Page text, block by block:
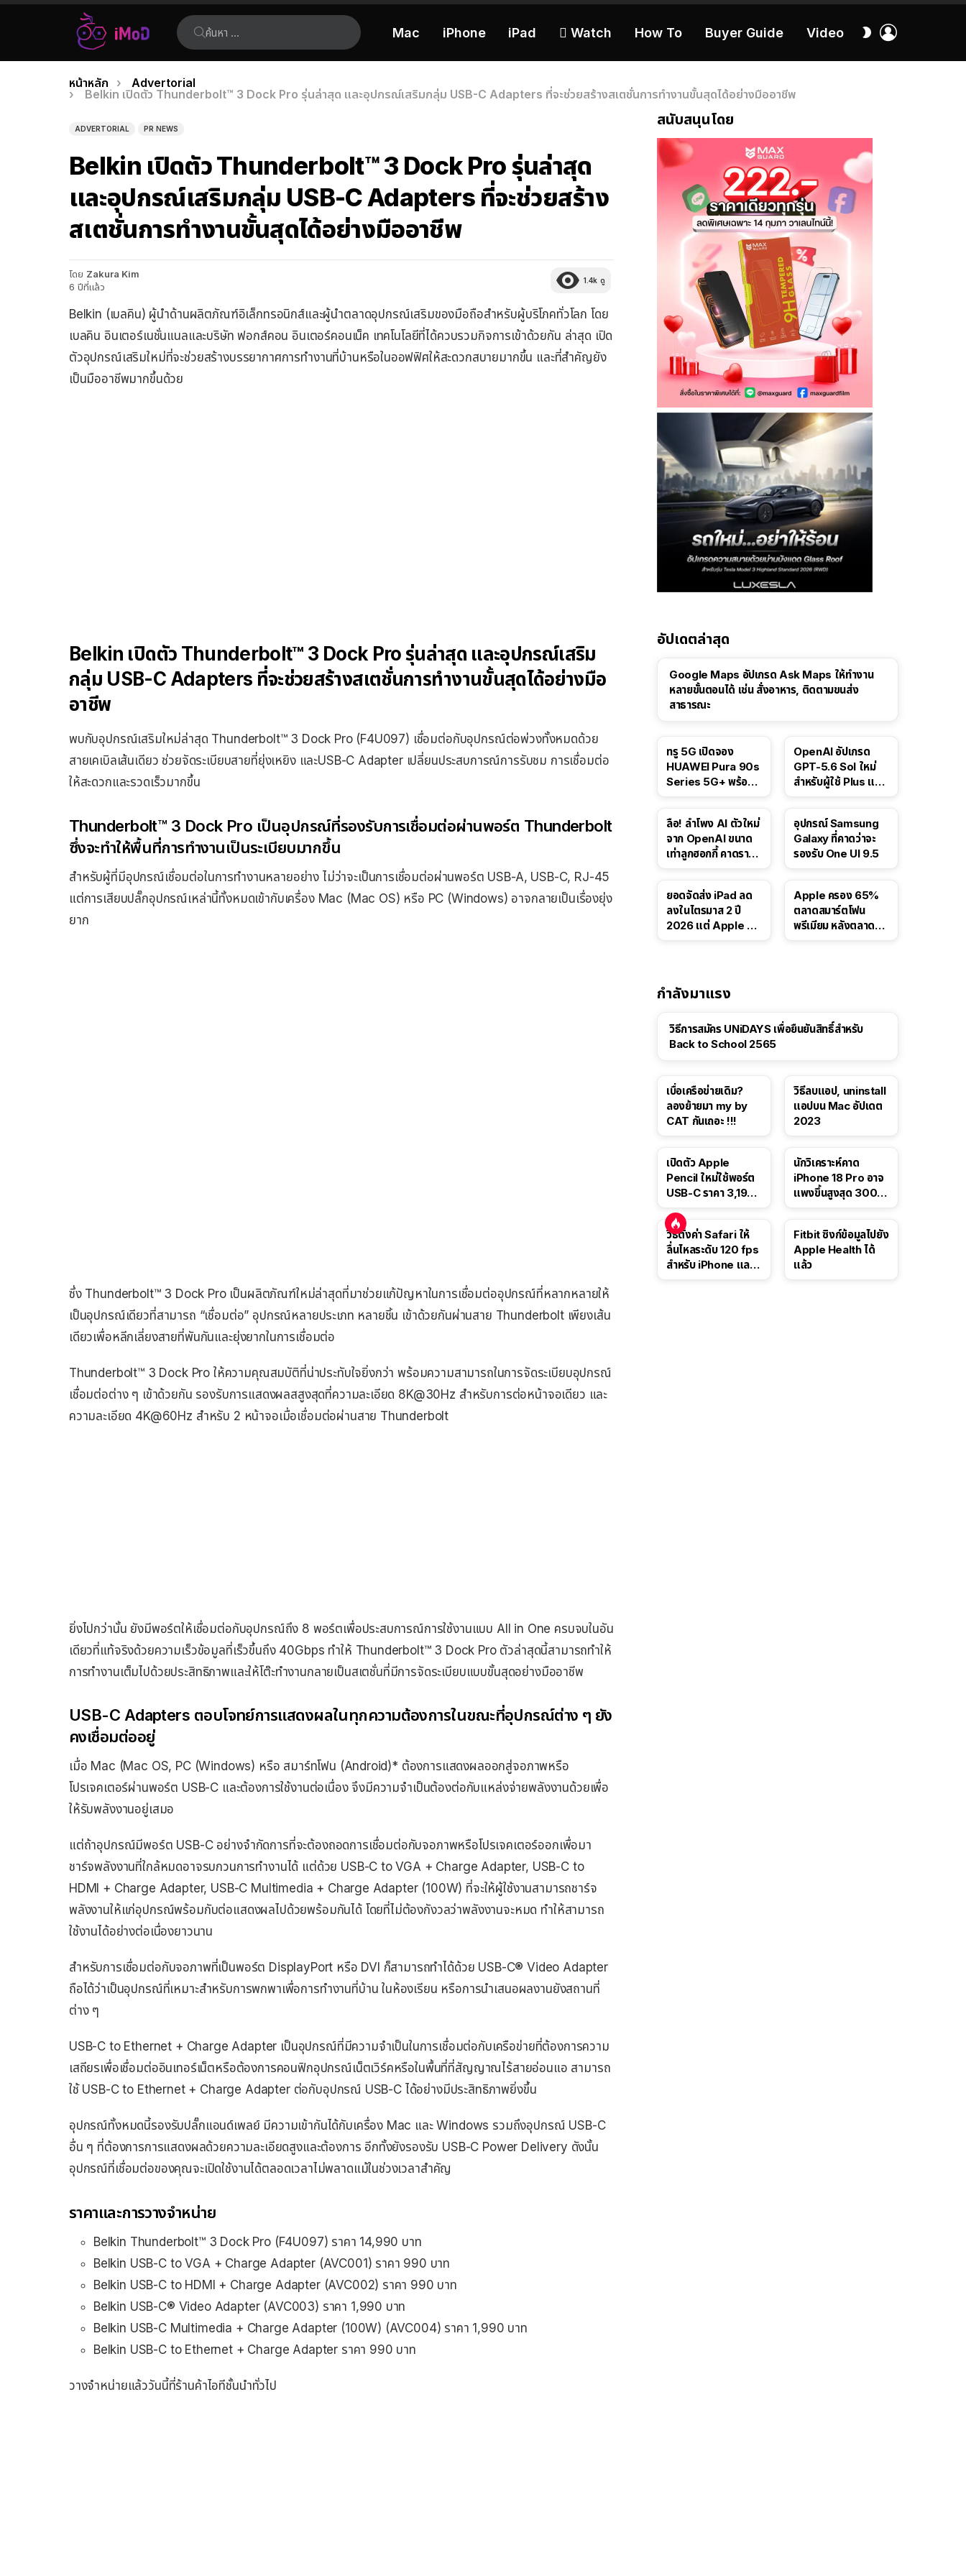
ค้นหา:
Mac iPhone iPad  Watch How To Buyer Guide Video
สลับ
เรื่อง
คุณอยู่ที่นี่:
หน้าหลัก
Advertorial
Belkin เปิดตัว Thunderbolt™ 3 Dock Pro รุ่นล่าสุด และอุปกรณ์เสริมกลุ่ม USB-C Adapters ที่จะช่วยสร้างสเตชั่นการทำงานขั้นสุดได้อย่างมืออาชีพ
ADVERTORIAL PR NEWS
Belkin เปิดตัว Thunderbolt™ 3 Dock Pro รุ่นล่าสุด
และอุปกรณ์เสริมกลุ่ม USB-C Adapters ที่จะช่วยสร้าง
สเตชั่นการทำงานขั้นสุดได้อย่างมืออาชีพ
โดย Zakura Kim
6 ปีที่แล้ว
1.4k ดู
Belkin (เบลคิน) ผู้นำด้านผลิตภัณฑ์อิเล็กทรอนิกส์และผู้นำตลาดอุปกรณ์เสริมของมือถือสำหรับผู้บริโภคทั่วโลก โดย
เบลคิน อินเตอร์เนชั่นแนลและบริษัท ฟอกส์คอน อินเตอร์คอนเน็ค เทคโนโลยีที่ได้ควบรวมกิจการเข้าด้วยกัน ล่าสุด เปิด
ตัวอุปกรณ์เสริมใหม่ที่จะช่วยสร้างบรรยากาศการทำงานที่บ้านหรือในออฟฟิศให้สะดวกสบายมากขึ้น และที่สำคัญยัง
เป็นมืออาชีพมากขึ้นด้วย
Belkin เปิดตัว Thunderbolt™ 3 Dock Pro รุ่นล่าสุด และอุปกรณ์เสริม
กลุ่ม USB-C Adapters ที่จะช่วยสร้างสเตชั่นการทำงานขั้นสุดได้อย่างมือ
อาชีพ
พบกับอุปกรณ์เสริมใหม่ล่าสุด Thunderbolt™ 3 Dock Pro (F4U097) เชื่อมต่อกับอุปกรณ์ต่อพ่วงทั้งหมดด้วย
สายเคเบิลเส้นเดียว ช่วยจัดระเบียบสายที่ยุ่งเหยิง และUSB-C Adapter เปลี่ยนประสบการณ์การรับชม การเชื่อมต่อ
ให้สะดวกและรวดเร็วมากขึ้น
Thunderbolt™ 3 Dock Pro เป็นอุปกรณ์ที่รองรับการเชื่อมต่อผ่านพอร์ต Thunderbolt
ซึ่งจะทำให้พื้นที่การทำงานเป็นระเบียบมากขึ้น
สำหรับผู้ที่มีอุปกรณ์เชื่อมต่อในการทำงานหลายอย่าง ไม่ว่าจะเป็นการเชื่อมต่อผ่านพอร์ต USB-A, USB-C, RJ-45
แต่การเสียบปลั๊กอุปกรณ์เหล่านี้ทั้งหมดเข้ากับเครื่อง Mac (Mac OS) หรือ PC (Windows) อาจกลายเป็นเรื่องยุ่ง
ยาก
ซึ่ง Thunderbolt™ 3 Dock Pro เป็นผลิตภัณฑ์ใหม่ล่าสุดที่มาช่วยแก้ปัญหาในการเชื่อมต่ออุปกรณ์ที่หลากหลายให้
เป็นอุปกรณ์เดียวที่สามารถ “เชื่อมต่อ” อุปกรณ์หลายประเภท หลายชิ้น เข้าด้วยกันผ่านสาย Thunderbolt เพียงเส้น
เดียวเพื่อหลีกเลี่ยงสายที่พันกันและยุ่งยากในการเชื่อมต่อ
Thunderbolt™ 3 Dock Pro ให้ความคุณสมบัติที่น่าประทับใจยิ่งกว่า พร้อมความสามารถในการจัดระเบียบอุปกรณ์
เชื่อมต่อต่าง ๆ เข้าด้วยกัน รองรับการแสดงผลสสูงสุดที่ความละเอียด 8K@30Hz สำหรับการต่อหน้าจอเดียว และ
ความละเอียด 4K@60Hz สำหรับ 2 หน้าจอเมื่อเชื่อมต่อผ่านสาย Thunderbolt
ยิ่งไปกว่านั้น ยังมีพอร์ตให้เชื่อมต่อกับอุปกรณ์ถึง 8 พอร์ตเพื่อประสบการณ์การใช้งานแบบ All in One ครบจบในอัน
เดียวที่แท้จริงด้วยความเร็วข้อมูลที่เร็วขึ้นถึง 40Gbps ทำให้ Thunderbolt™ 3 Dock Pro ตัวล่าสุดนี้สามารถทำให้
การทำงานเต็มไปด้วยประสิทธิภาพและให้โต๊ะทำงานกลายเป็นสเตชั่นที่มีการจัดระเบียบแบบขั้นสุดอย่างมืออาชีพ
USB-C Adapters ตอบโจทย์การแสดงผลในทุกความต้องการในขณะที่อุปกรณ์ต่าง ๆ ยัง
คงเชื่อมต่ออยู่
เมื่อ Mac (Mac OS, PC (Windows) หรือ สมาร์ทโฟน (Android)* ต้องการแสดงผลออกสู่จอภาพหรือ
โปรเจคเตอร์ผ่านพอร์ต USB-C และต้องการใช้งานต่อเนื่อง จึงมีความจำเป็นต้องต่อกับแหล่งจ่ายพลังงานด้วยเพื่อ
ให้รับพลังงานอยู่เสมอ
แต่ถ้าอุปกรณ์มีพอร์ต USB-C อย่างจำกัดการที่จะต้องถอดการเชื่อมต่อกับจอภาพหรือโปรเจคเตอร์ออกเพื่อมา
ชาร์จพลังงานที่ใกล้หมดอาจรบกวนการทำงานได้ แต่ด้วย USB-C to VGA + Charge Adapter, USB-C to
HDMI + Charge Adapter, USB-C Multimedia + Charge Adapter (100W) ที่จะให้ผู้ใช้งานสามารถชาร์จ
พลังงานให้แก่อุปกรณ์พร้อมกับต่อแสดงผลไปด้วยพร้อมกันได้ โดยที่ไม่ต้องกังวลว่าพลังงานจะหมด ทำให้สามารถ
ใช้งานได้อย่างต่อเนื่องยาวนาน
สำหรับการเชื่อมต่อกับจอภาพที่เป็นพอร์ต DisplayPort หรือ DVI ก็สามารถทำได้ด้วย USB-C® Video Adapter
ถือได้ว่าเป็นอุปกรณ์ที่เหมาะสำหรับการพกพาเพื่อการทำงานที่บ้าน ในห้องเรียน หรือการนำเสนอผลงานยังสถานที่
ต่าง ๆ
USB-C to Ethernet + Charge Adapter เป็นอุปกรณ์ที่มีความจำเป็นในการเชื่อมต่อกับเครือข่ายที่ต้องการความ
เสถียรเพื่อเชื่อมต่ออินเทอร์เน็ตหรือต้องการคอนฟิกอุปกรณ์เน็ตเวิร์คหรือในพื้นที่ที่สัญญาณไร้สายอ่อนแอ สามารถ
ใช้ USB-C to Ethernet + Charge Adapter ต่อกับอุปกรณ์ USB-C ได้อย่างมีประสิทธิภาพยิ่งขึ้น
อุปกรณ์ทั้งหมดนี้รองรับปลั๊กแอนด์เพลย์ มีความเข้ากันได้กับเครื่อง Mac และ Windows รวมถึงอุปกรณ์ USB-C
อื่น ๆ ที่ต้องการการแสดงผลด้วยความละเอียดสูงและต้องการ อีกทั้งยังรองรับ USB-C Power Delivery ดังนั้น
อุปกรณ์ที่เชื่อมต่อของคุณจะเปิดใช้งานได้ตลอดเวลาไม่พลาดแม้ในช่วงเวลาสำคัญ
ราคาและการวางจำหน่าย
Belkin Thunderbolt™ 3 Dock Pro (F4U097) ราคา 14,990 บาท
Belkin USB-C to VGA + Charge Adapter (AVC001) ราคา 990 บาท
Belkin USB-C to HDMI + Charge Adapter (AVC002) ราคา 990 บาท
Belkin USB-C® Video Adapter (AVC003) ราคา 1,990 บาท
Belkin USB-C Multimedia + Charge Adapter (100W) (AVC004) ราคา 1,990 บาท
Belkin USB-C to Ethernet + Charge Adapter ราคา 990 บาท
วางจำหน่ายแล้ววันนี้ที่ร้านค้าไอทีชั้นนำทั่วไป
สนับสนุนโดย
อัปเดตล่าสุด
Google Maps อัปเกรด Ask Maps ให้ทำงาน
หลายขั้นตอนได้ เช่น สั่งอาหาร, ติดตามขนส่ง
สาธารณะ
ทรู 5G เปิดจอง
HUAWEI Pura 90s
Series 5G+ พร้อม
OpenAI อัปเกรด
GPT-5.6 Sol ใหม่
สำหรับผู้ใช้ Plus และ
ลือ! ลำโพง AI ตัวใหม่
จาก OpenAI ขนาด
เท่าลูกฮอกกี้ คาดราคา
อุปกรณ์ Samsung
Galaxy ที่คาดว่าจะ
รองรับ One UI 9.5
ยอดจัดส่ง iPad ลด
ลงในไตรมาส 2 ปี
2026 แต่ Apple ยัง
Apple ครอง 65%
ตลาดสมาร์ตโฟน
พรีเมียม หลังตลาดทำ
กำลังมาแรง
วิธีการสมัคร UNiDAYS เพื่อยืนยันสิทธิ์สำหรับ
Back to School 2565
เบื่อเครือข่ายเดิม?
ลองย้ายมา my by
CAT กันเถอะ !!!
วิธีลบแอป, uninstall
แอปบน Mac อัปเดต
2023
เปิดตัว Apple
Pencil ใหม่ใช้พอร์ต
USB-C ราคา 3,190
นี้
นักวิเคราะห์คาด
iPhone 18 Pro อาจ
แพงขึ้นสูงสุด 300
วิธีตั้งค่า Safari ให้
ลื่นไหลระดับ 120 fps
สำหรับ iPhone และ
Fitbit ซิงก์ข้อมูลไปยัง
Apple Health ได้
แล้ว